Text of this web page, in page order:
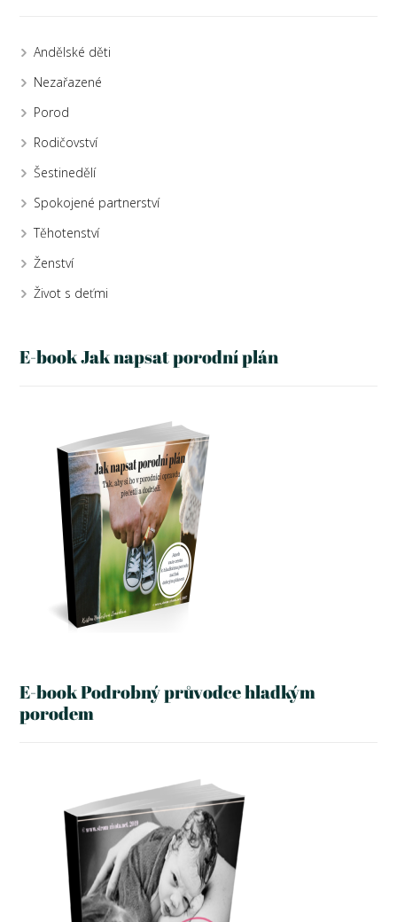
Andělské děti
Nezařazené
Porod
Rodičovství
Šestinedělí
Spokojené partnerství
Těhotenství
Ženství
Život s deťmi
E-book Jak napsat porodní plán
E-book Podrobný průvodce hladkým
porodem